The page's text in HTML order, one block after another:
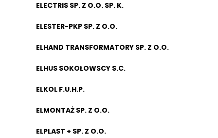
ELECTRIS SP. Z O.O. SP. K.
ELESTER-PKP SP. Z O.O.
ELHAND TRANSFORMATORY SP. Z O.O.
ELHUS SOKOŁOWSCY S.C.
ELKOL F.U.H.P.
ELMONTAŻ SP. Z O.O.
ELPLAST + SP. Z O.O.